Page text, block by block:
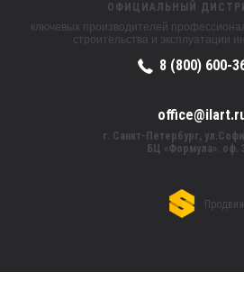
ОФИЦИАЛЬНЫЙ
ключевых производителей
строительства и эксплуатации
8 (800) 600-
г. Санкт-Петербург,
БЦ «Формула». оф.